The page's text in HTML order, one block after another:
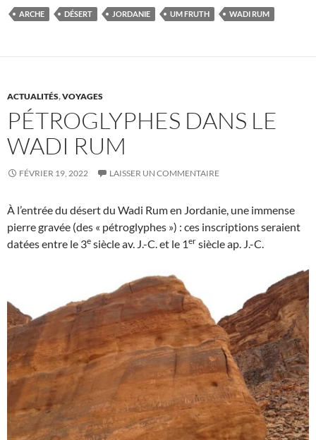
ARCHE DÉSERT JORDANIE UM FRUTH WADI RUM
ACTUALITÉS,VOYAGES
PÉTROGLYPHES DANS LE
WADI RUM
FÉVRIER 19, 2022 LAISSER UN COMMENTAIRE
À l’entrée du désert du Wadi Rum en Jordanie, une immense
pierre gravée (des « pétroglyphes ») : ces inscriptions seraient
datées entre le 3e siècle av. J.-C. et le 1er siècle ap. J.-C.